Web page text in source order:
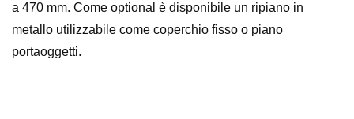
a 470 mm. Come optional è disponibile un ripiano in
metallo utilizzabile come coperchio fisso o piano
portaoggetti.